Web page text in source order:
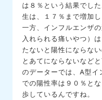
は８％という結果でし
生は、１７％まで増加し
一方、インフルエンザ
入れられる痛いやつ）
たないと陽性にならな
とあてにならないなど
のデーターでは、A型イ
での陽性率は９０％と
歩しているんですね。